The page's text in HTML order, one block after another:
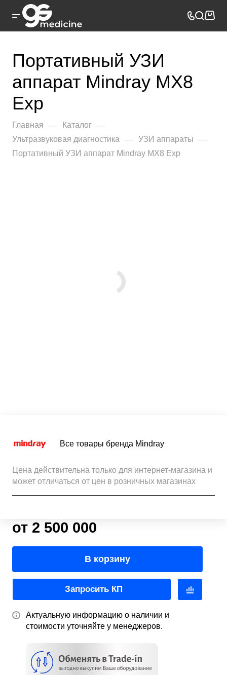
Портативный УЗИ
аппарат Mindray MX8
Exp
Главная — Каталог —
Ультразвуковая диагностика — УЗИ аппараты —
Портативный УЗИ аппарат Mindray MX8 Exp
Все товары бренда Mindray
Цена действительна только для интернет-магазина и
может отличаться от цен в розничных магазинах
от 2 500 000
В корзину
Запросить КП
Актуальную информацию о наличии и
стоимости уточняйте у менеджеров.